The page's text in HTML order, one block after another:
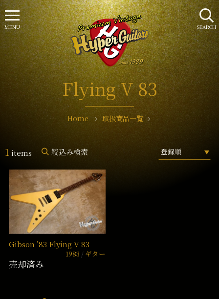
Flying V 83
Home 取扱商品一覧
1 items 絞込み検索
Gibson ’83 Flying V-83
1983 ギター
売却済み
SEARCH
MENU